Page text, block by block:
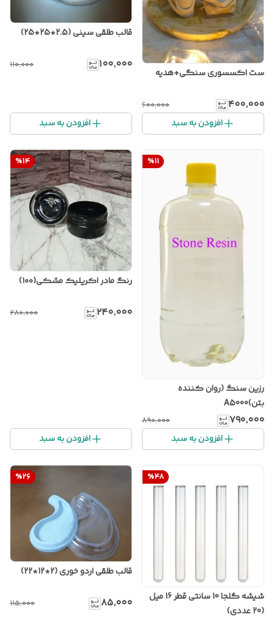
ست اکسسوری سنگی+هدیه
۴۰۰٬۰۰۰ ۶۰۰٬۰۰۰
افزودن به سبد
قالب طلقی سینی (2.5*25*25)
۱۰۰٬۰۰۰ ۱۱۰٬۰۰۰
افزودن به سبد
%11
رزین سنگ (روان کننده
بتن)A5000
۷۹۰٬۰۰۰ ۸۹۰٬۰۰۰
افزودن به سبد
%14
رنگ مادر اکریلیک مشکی(۱۰۰)
۲۴۰٬۰۰۰ ۲۸۰٬۰۰۰
افزودن به سبد
%48
شیشه گلجا 10 سانتی قطر 16 میل
(20 عددی)
%26
قالب طلقی اردو خوری (2*12*22)
۸۵٬۰۰۰ ۱۱۵٬۰۰۰